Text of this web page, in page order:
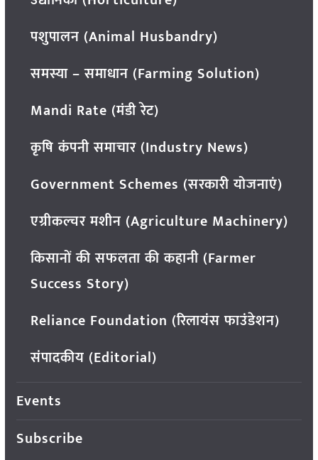
पशुपालन (Animal Husbandry)
समस्या – समाधान (Farming Solution)
Mandi Rate (मंडी रेट)
कृषि कंपनी समाचार (Industry News)
Government Schemes (सरकारी योजनाएं)
एग्रीकल्चर मशीन (Agriculture Machinery)
किसानों की सफलता की कहानी (Farmer
Success Story)
Reliance Foundation (रिलायंस फाउंडेशन)
संपादकीय (Editorial)
Events
Subscribe